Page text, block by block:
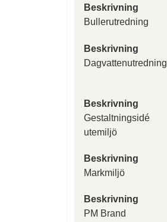
Beskrivning
Bullerutredning
Beskrivning
Dagvattenutredning
Beskrivning
Gestaltningsidé
utemiljö
Beskrivning
Markmiljö
Beskrivning
PM Brand